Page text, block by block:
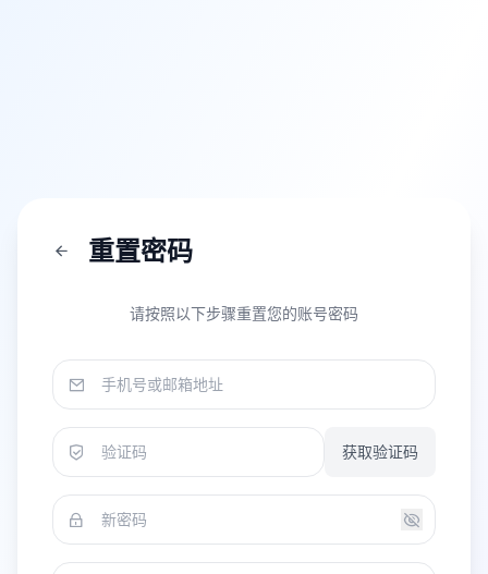
重置密码
请按照以下步骤重置您的账号密码
获取验证码